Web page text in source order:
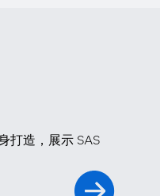
打造，展示 SAS